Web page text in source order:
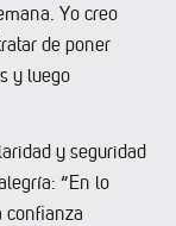
Yo creo
de poner
y luego
y seguridad
“En lo
confianza